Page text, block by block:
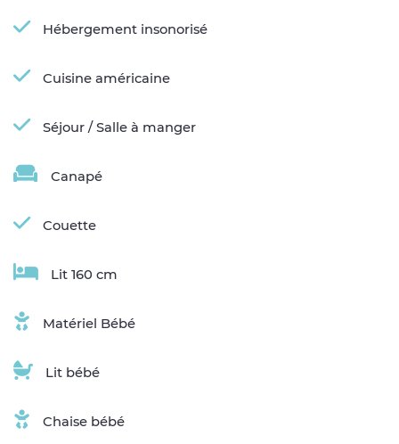
Hébergement insonorisé
Cuisine américaine
Séjour / Salle à manger
Canapé
Couette
Lit 160 cm
Matériel Bébé
Lit bébé
Chaise bébé